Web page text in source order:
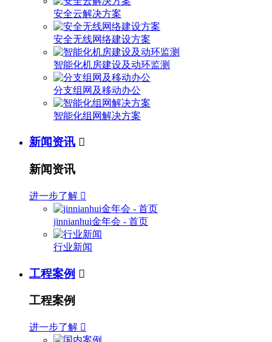
安全云解决方案
安全无线网络建设方案
智能化机房建设及动环监测
分支组网及移动办公
智能化组网解决方案
新闻资讯 
新闻资讯
进一步了解 
jinnianhui金年会 - 首页
行业新闻
工程案例 
工程案例
进一步了解 